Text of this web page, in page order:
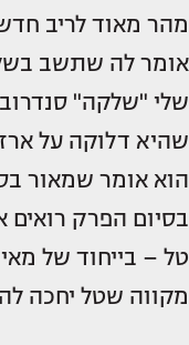
מהר מאוד לריב
אומר לה שתשב
שלי "שלקה"
שהיא דלוקה על
הוא אומר שמאור
בסיום הפרק רואים
טל – בייחוד של
מקווה שטל יחכה